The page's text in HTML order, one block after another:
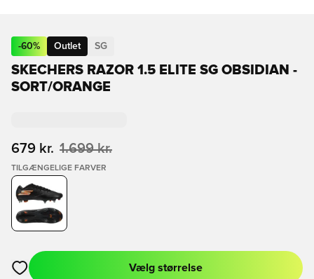
-60% Outlet SG
SKECHERS RAZOR 1.5 ELITE SG OBSIDIAN -
SORT/ORANGE
679 kr. 1.699 kr.
TILGÆNGELIGE FARVER
Åbner en Modal til at logge ind eller tilmelde dig som medlem
Vælg størrelse